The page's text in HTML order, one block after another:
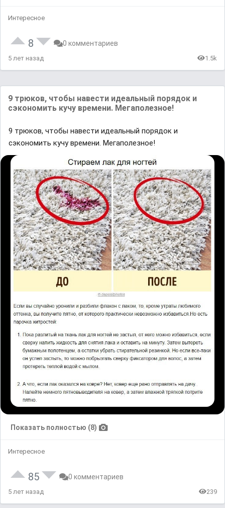
Интересное
8 0 комментариев
5 лет назад 1.5k
9 трюков, чтобы навести идеальный порядок и
сэкономить кучу времени. Мегаполезное!
9 трюков, чтобы навести идеальный порядок и
сэкономить кучу времени. Мегаполезное!
Показать полностью (8)
Интересное
85 0 комментариев
5 лет назад 239